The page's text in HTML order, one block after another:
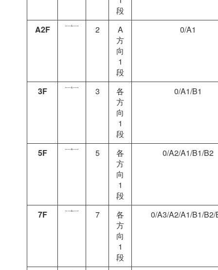
段
A2F
2
A
方
向
1
段
0/A1
3F 3
各
方
向
1
段
0/A1/B1
5F 5
各
方
向
1
段
0/A2/A1/B1/B2
7F 7
各
方
向
1
段
0/A3/A2/A1/B1/B2/